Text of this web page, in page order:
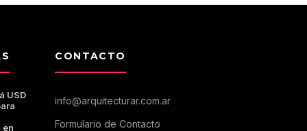
USD
en
CONTACTO
info@arquitecturar.com.ar
Formulario de Contacto